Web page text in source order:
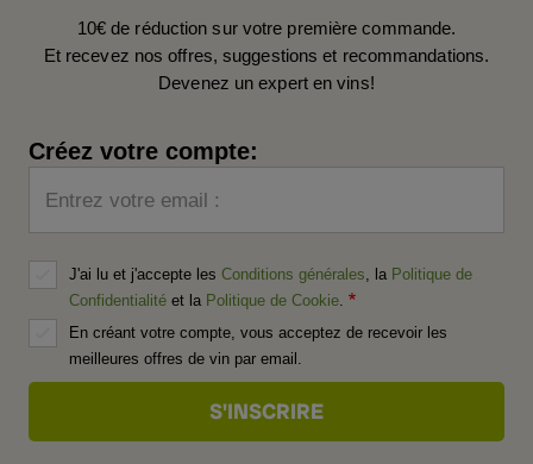
10€ de réduction sur votre première commande.
Et recevez nos offres, suggestions et recommandations.
Devenez un expert en vins!
Créez votre compte:
Entrez votre email :
J'ai lu et j'accepte les Conditions générales , la Politique de
Confidentialité et la Politique de Cookie
En créant votre compte, vous acceptez de recevoir les
meilleures offres de vin par email.